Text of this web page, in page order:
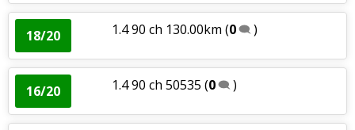
18/20 1.4 90 ch 130.00km (0 )
16/20 1.4 90 ch 50535 (0 )